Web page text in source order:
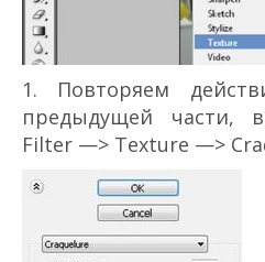
1. Повторяем
предыдущей части,
Filter —> Texture —>